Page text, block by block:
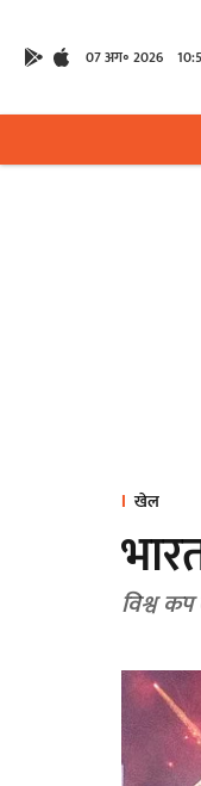
07 अग॰ 2026
खेल
विश्व